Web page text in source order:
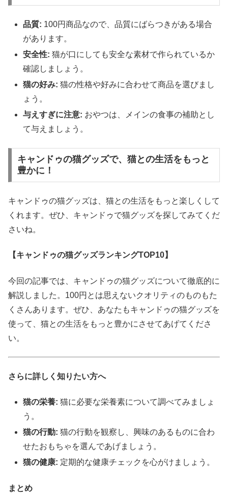
品質: 100円商品なので、品質にばらつきがある場合
があります。
安全性: 猫が口にしても安全な素材で作られているか
確認しましょう。
猫の好み: 猫の性格や好みに合わせて商品を選びまし
ょう。
与えすぎに注意: おやつは、メインの食事の補助とし
て与えましょう。
キャンドゥの猫グッズで、猫との生活をもっと
豊かに！
キャンドゥの猫グッズは、猫との生活をもっと楽しくして
くれます。ぜひ、キャンドゥで猫グッズを探してみてくだ
さいね。
【キャンドゥの猫グッズランキングTOP10】
今回の記事では、キャンドゥの猫グッズについて徹底的に
解説しました。100円とは思えないクオリティのものもた
くさんあります。ぜひ、あなたもキャンドゥの猫グッズを
使って、猫との生活をもっと豊かにさせてあげてくださ
い。
さらに詳しく知りたい方へ
猫の栄養: 猫に必要な栄養素について調べてみましょ
う。
猫の行動: 猫の行動を観察し、興味のあるものに合わ
せたおもちゃを選んであげましょう。
猫の健康: 定期的な健康チェックを心がけましょう。
まとめ